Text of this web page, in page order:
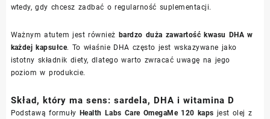
wtedy, gdy chcesz zadbać o regularność suplementacji.
Ważnym atutem jest również bardzo duża zawartość kwasu DHA w
każdej kapsułce. To właśnie DHA często jest wskazywane jako
istotny składnik diety, dlatego warto zwracać uwagę na jego
poziom w produkcie.
Skład, który ma sens: sardela, DHA i witamina D
Podstawą formuły Health Labs Care OmegaMe 120 kaps jest olej z